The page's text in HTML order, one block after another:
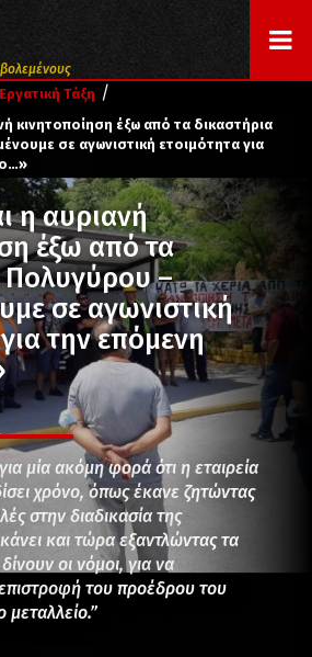
Εργατική Τάξη /
κινητοποίηση έξω από τα δικαστήρια
σε αγωνιστική ετοιμότητα για
η αυριανή
έξω από τα
Πολυγύρου –
σε αγωνιστική
την επόμενη
μία ακόμη φορά ότι η εταιρεία
χρόνο, όπως έκανε ζητώντας
στην διαδικασία της
και τώρα εξαντλώντας τα
οι νόμοι, για να
του προέδρου του
μεταλλείο.”